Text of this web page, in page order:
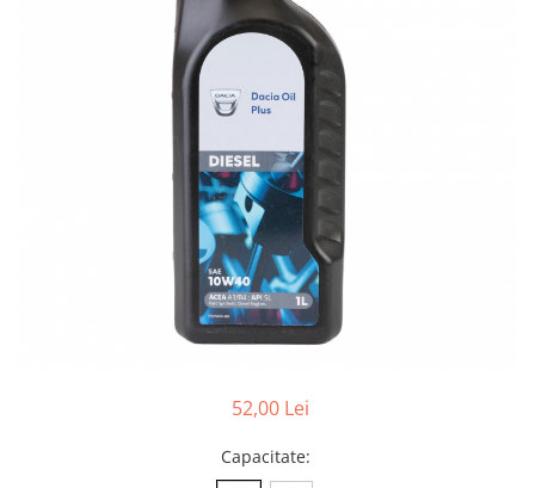
Lichide Întreținere Autoturisme
Lichide Întreținere Camioane
Lichide Întreținere Motociclete
Lichide Întreținere Utilaje
52,00 Lei
Capacitate: